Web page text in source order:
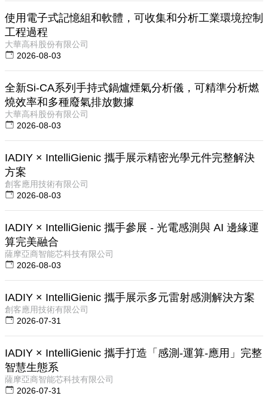
使用電子式記憶組和軟體，可收集和分析工業環境控制
工程過程
大華高科股份有限公司
2026-08-03
全新Si-CA系列手持式鍋爐煙氣分析儀，可精準分析燃
燒效率和多種廢氣排放數據
大華高科股份有限公司
2026-08-03
IADIY × IntelliGienic 攜手展示精密光學元件完整解決
方案
創客應用技術有限公司
2026-08-03
IADIY × IntelliGienic 攜手參展 - 光電感測與 AI 邊緣運
算完美融合
薩摩亞商智能芯科技有限公司
2026-08-03
IADIY × IntelliGienic 攜手展示多元雷射感測解決方案
創客應用技術有限公司
2026-07-31
IADIY × IntelliGienic 攜手打造「感測-運算-應用」完整
智慧生態系
薩摩亞商智能芯科技有限公司
2026-07-31